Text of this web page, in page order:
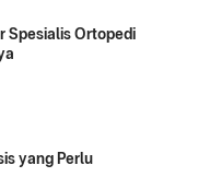
Spesialis Ortopedi
yang Perlu